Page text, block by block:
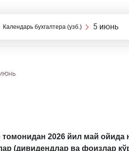
Календарь бухгалтера (узб.) 5 июнь
томонидан 2026 йил май ойида
(дивидендлар ва фоизлар